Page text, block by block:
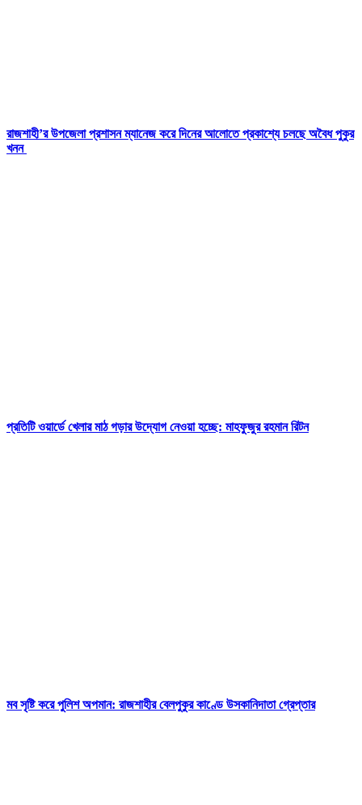
রাজশাহী’র উপজেলা প্রশাসন ম্যানেজ করে দিনের আলোতে প্রকাশ্যে চলছে অবৈধ পুকুর
খনন
প্রতিটি ওয়ার্ডে খেলার মাঠ গড়ার উদ্যোগ নেওয়া হচ্ছে: মাহফুজুর রহমান রিটন
মব সৃষ্টি করে পুলিশ অপমান: রাজশাহীর বেলপুকুর কাণ্ডে উসকানিদাতা গ্রেপ্তার